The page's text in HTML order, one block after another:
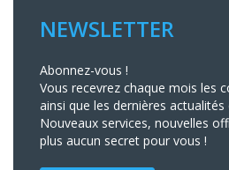
NEWSLETTER
Abonnez-vous !
Vous recevrez chaque mois les
ainsi que les dernières
Nouveaux services, nouvelles
plus aucun secret pour vous !